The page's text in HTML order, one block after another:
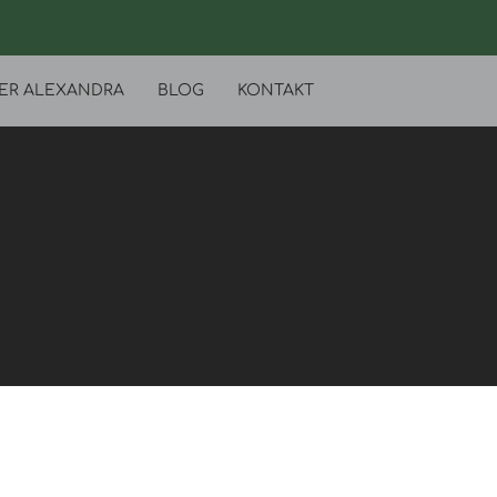
ALEXANDRA BLOG KONTAKT